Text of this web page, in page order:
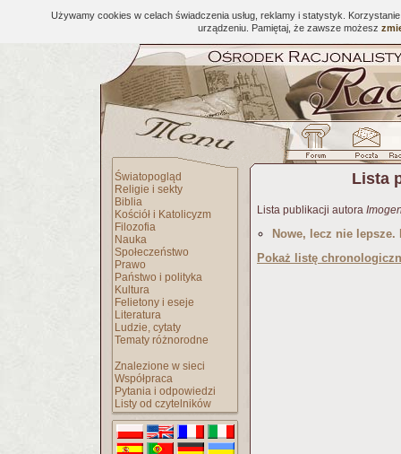
Używamy cookies w celach świadczenia usług, reklamy i statystyk.
urządzeniu. Pamiętaj, że zawsze możesz
Światopogląd
Religie i sekty
Biblia
Kościół i Katolicyzm
Filozofia
Nauka
Społeczeństwo
Prawo
Państwo i polityka
Kultura
Felietony i eseje
Literatura
Ludzie, cytaty
Tematy różnorodne
Znalezione w sieci
Współpraca
Pytania i odpowiedzi
Listy od czytelników
Lista
Lista publikacji autora
Nowe, lecz nie lepsze.
Pokaż listę